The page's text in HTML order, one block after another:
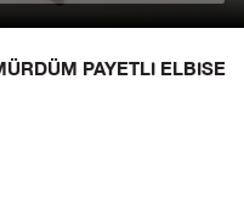
PAYETLI ELBISE